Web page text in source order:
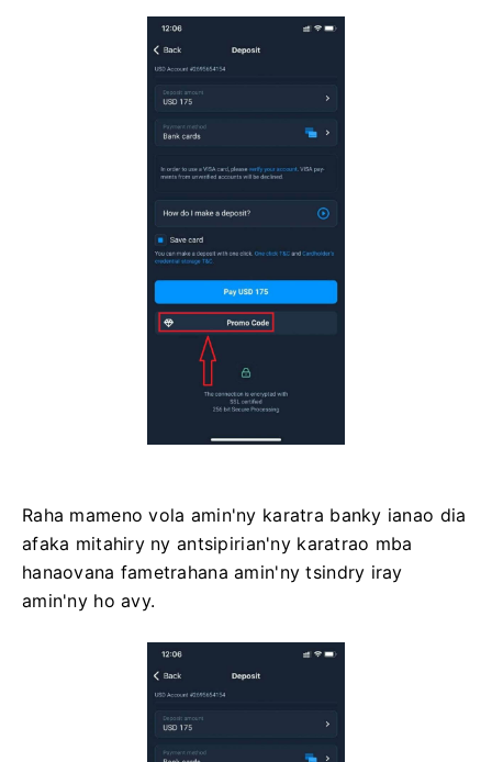
Raha mameno vola amin'ny karatra banky ianao dia
afaka mitahiry ny antsipirian'ny karatrao mba
hanaovana fametrahana amin'ny tsindry iray
amin'ny ho avy.